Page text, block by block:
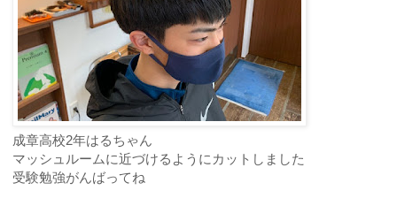
成章高校2年はるちゃん
マッシュルームに近づけるようにカットしました
受験勉強がんばってね